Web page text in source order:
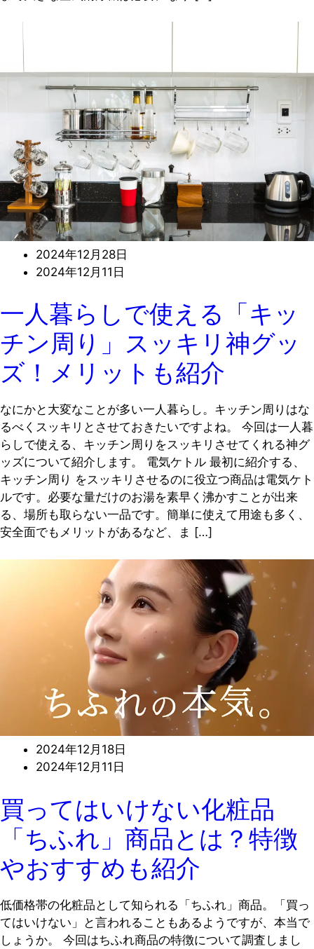
2024年12月28日
2024年12月11日
一人暮らしで使える「キッ
チン周り」スッキリ神グッ
ズ！メリットも紹介
なにかと大変なことが多い一人暮らし。キッチン周りはな
るべくスッキリとさせておきたいですよね。 今回は一人暮
らしで使える、キッチン周りをスッキリさせてくれる神グ
ッズについて紹介します。 電気ケトル 最初に紹介する、
キッチン周り をスッキリさせるのに役立つ商品は電気ケト
ルです。必要な量だけのお湯を素早く沸かすことが出来
る、場所も取らない一品です。簡単に使えて用途も多く、
安全面でもメリットがあるなど、ま […]
2024年12月18日
2024年12月11日
買ってはいけない化粧品
「ちふれ」商品とは？特徴
やおすすめも紹介
低価格帯の化粧品として知られる「ちふれ」商品。「買っ
てはいけない」と言われることもあるようですが、本当で
しょうか。 今回はちふれ商品の特徴について調査しまし